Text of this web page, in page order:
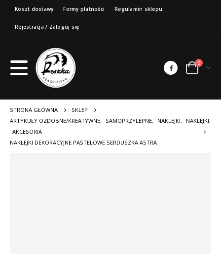
Koszt dostawy Formy płatności Regulamin sklepu
Rejestracja / Zaloguj się
0
STRONA GŁÓWNA
SKLEP
ARTYKUŁY OZDOBNE/KREATYWNE, SAMOPRZYLEPNE, NAKLEJKI, NAKLEJKI,
AKCESORIA
NAKLEJKI DEKORACYJNE PASTELOWE SERDUSZKA ASTRA